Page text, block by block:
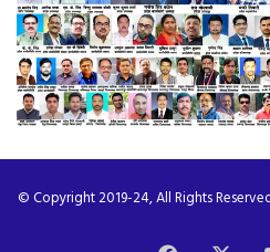
© Copyright 2019-24, All Rights